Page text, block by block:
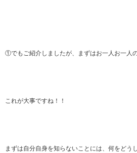
①でもご紹介しましたが、まずはお一人お一人の
これが大事ですね！！
まずは自分自身を知らないことには、何をどう